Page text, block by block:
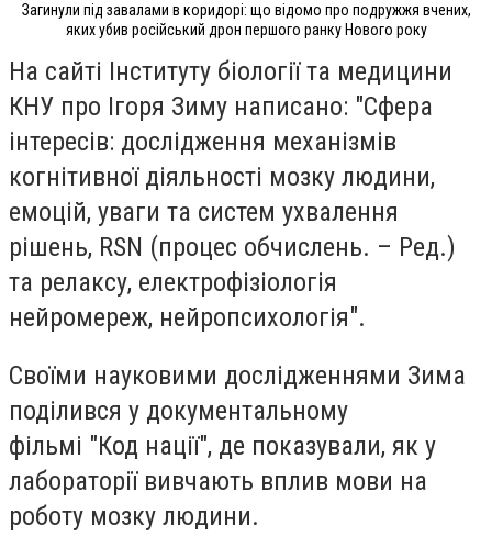
Загинули під завалами в коридорі: що відомо про подружжя вчених,
яких убив російський дрон першого ранку Нового року
На сайті Інституту біології та медицини
КНУ про Ігоря Зиму написано: "Сфера
інтересів: дослідження механізмів
когнітивної діяльності мозку людини,
емоцій, уваги та систем ухвалення
рішень, RSN (процес обчислень. – Ред.)
та релаксу, електрофізіологія
нейромереж, нейропсихологія".
Своїми науковими дослідженнями Зима
поділився у документальному
фільмі "Код нації", де показували, як у
лабораторії вивчають вплив мови на
роботу мозку людини.